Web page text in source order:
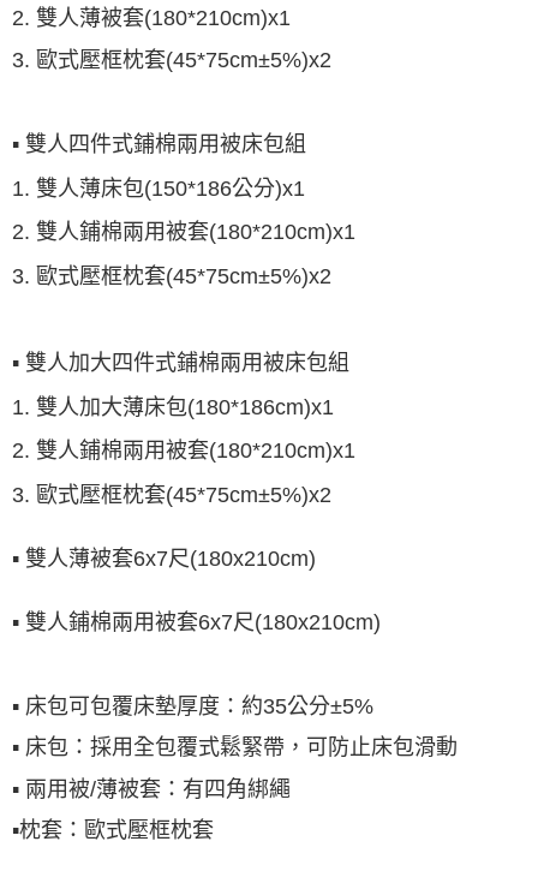
2. 雙人薄被套(180*210cm)x1
3. 歐式壓框枕套(45*75cm±5%)x2
▪ 雙人四件式鋪棉兩用被床包組
1. 雙人薄床包(150*186公分)x1
2. 雙人鋪棉兩用被套(180*210cm)x1
3. 歐式壓框枕套(45*75cm±5%)x2
▪ 雙人加大四件式鋪棉兩用被床包組
1. 雙人加大薄床包(180*186cm)x1
2. 雙人鋪棉兩用被套(180*210cm)x1
3. 歐式壓框枕套(45*75cm±5%)x2
▪ 雙人薄被套6x7尺(180x210cm)
▪ 雙人鋪棉兩用被套6x7尺(180x210cm)
▪ 床包可包覆床墊厚度：約35公分±5%
▪ 床包：採用全包覆式鬆緊帶，可防止床包滑動
▪ 兩用被/薄被套：有四角綁繩
▪枕套： 歐式壓框枕套